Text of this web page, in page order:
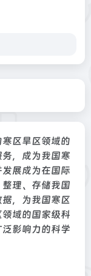
区旱区领域的
，成为我国寒
展成为在国际
理、存储我国
，为我国寒区
域的国家级科
影响力的科学